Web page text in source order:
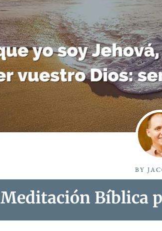
BY
Meditación Bíblica